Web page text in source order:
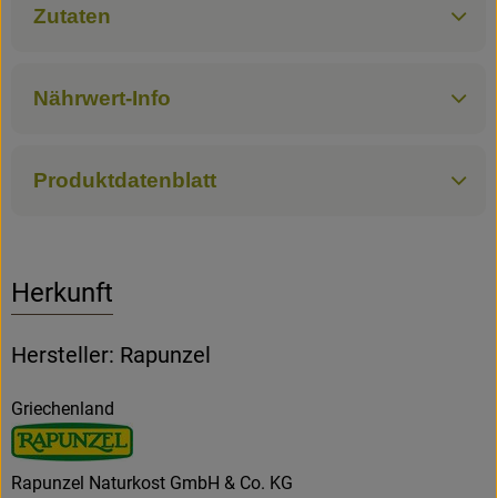
Zutaten
Nährwert-Info
Produktdatenblatt
Herkunft
Hersteller: Rapunzel
Griechenland
Rapunzel Naturkost GmbH & Co. KG